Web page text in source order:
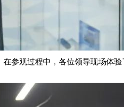
在参观过程中，各位领导现场体